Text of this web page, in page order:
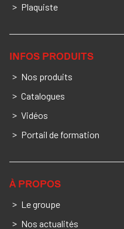
Plaquiste
INFOS PRODUITS
Nos produits
Catalogues
Vidéos
Portail de formation
À PROPOS
Le groupe
Nos actualités